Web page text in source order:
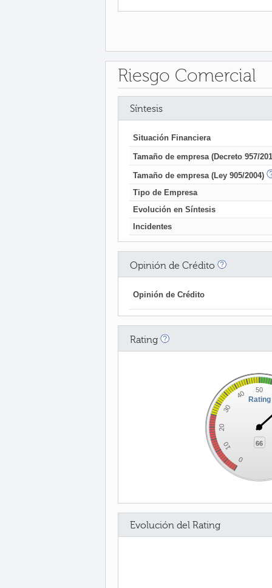
Riesgo Comercial
Síntesis
Situación Financiera
Tamaño de empresa (Decreto 957/
Tamaño de empresa (Ley 905/2004)
Tipo de Empresa
Evolución en Síntesis
Incidentes
Opinión de Crédito
Opinión de Crédito
Rating
Rating
66
0
20
40
10
30
50
Evolución del Rating